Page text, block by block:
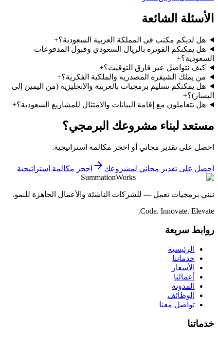
الأسئلة الشائعة
هل لديكم مكتب في المملكة العربية السعودية؟+
هل يمكنكم الفوترة بالريال السعودي وقبول المدفوعات
السعودية؟+
كيف نتواصل عبر فارق التوقيت؟+
من يملك الشيفرة المصدرية والملكية الفكرية؟+
هل يمكنكم تسليم برمجيات بالعربية والإنجليزية (من اليمين إلى
اليسار)؟+
هل تتعاملون مع إقامة البيانات والامتثال للمشاريع السعودية؟+
مستعد لبناء مشروعك البرمجي؟
احصل على تقدير مجاني أو احجز مكالمة استراتيجية.
احصل على تقدير مجاني لمشروعك
احجز مكالمة استراتيجية
SummationWorks
نبني برمجيات تعمل — للشركات الناشئة والأعمال الجاهزة للنمو.
Code. Innovate. Elevate.
روابط سريعة
الرئيسية
خدماتنا
الأسعار
أعمالنا
المدونة
الوظائف
تواصل معنا
خدماتنا